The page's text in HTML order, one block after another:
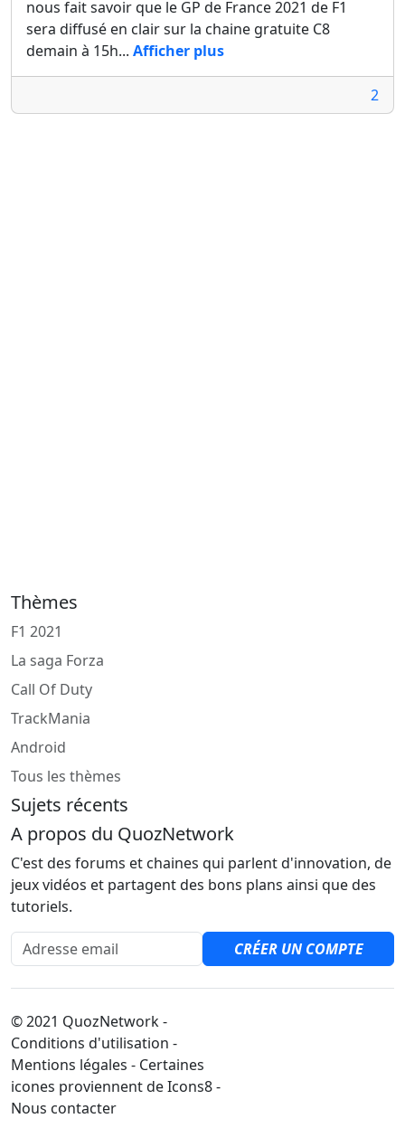
nous fait savoir que le GP de France 2021 de F1
sera diffusé en clair sur la chaine gratuite C8
demain à 15h... Afficher plus
2
Thèmes
F1 2021
La saga Forza
Call Of Duty
TrackMania
Android
Tous les thèmes
Sujets récents
A propos du QuozNetwork
C'est des forums et chaines qui parlent d'innovation, de
jeux vidéos et partagent des bons plans ainsi que des
tutoriels.
Adresse email
CRÉER UN COMPTE
© 2021 QuozNetwork -
Conditions d'utilisation -
Mentions légales - Certaines
icones proviennent de Icons8 -
Nous contacter